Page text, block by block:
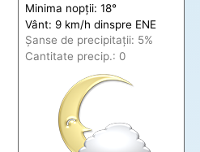
Minima nopții: 18°
Vânt: 9 km/h dinspre ENE
Șanse de precipitații: 5%
Cantitate precip.: 0